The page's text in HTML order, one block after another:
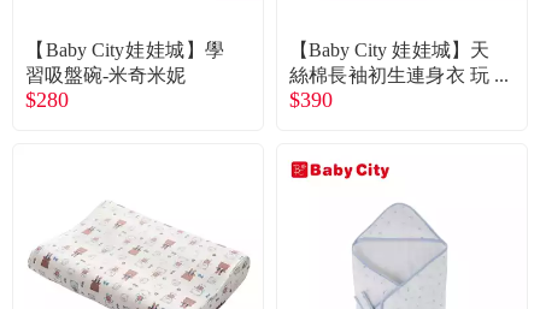
【Baby City娃娃城】學
習吸盤碗-米奇米妮
$280
【Baby City 娃娃城】天
絲棉長袖初生連身衣 玩
具熊(粉S 60-70cm)
$390